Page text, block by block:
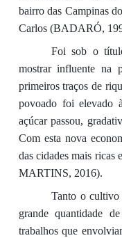
bairro das Campinas
Carlos (BADARÓ,
Foi sob o
mostrar influente na
primeiros traços de
povoado foi elevado
açúcar passou,
Com esta nova
das cidades mais
MARTINS, 2016).
Tanto o cultivo
grande quantidade
trabalhos que